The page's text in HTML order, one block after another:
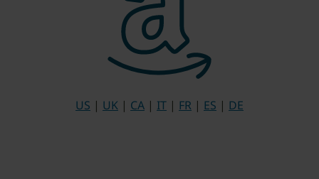
US | UK | CA | IT | FR | ES | DE